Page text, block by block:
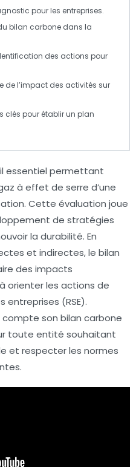
pour les entreprises.
bilan carbone dans la
des actions pour
de l’impact des activités sur
clés pour établir un plan
essentiel permettant
à effet de serre d’une
Cette évaluation joue
de stratégies
la durabilité. En
et indirectes, le bilan
des impacts
orienter les actions de
(RSE).
son bilan carbone
toute entité souhaitant
et respecter les normes